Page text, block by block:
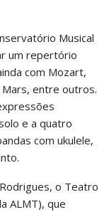
Musical
um repertório
com Mozart,
Mars, entre outros.
e a quatro
com ukulele,
o Teatro
ALMT), que